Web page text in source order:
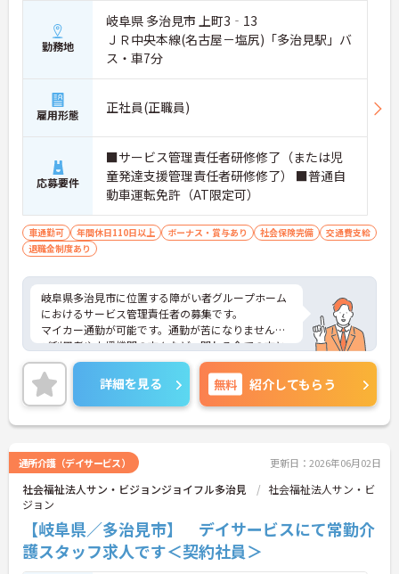
勤務地
岐阜県 多治見市 上町3‐13
ＪＲ中央本線(名古屋－塩尻)「多治見駅」バ
ス・車7分
雇用形態 正社員(正職員)
応募要件
■サービス管理責任者研修修了（または児
童発達支援管理責任者研修修了） ■普通自
動車運転免許（AT限定可）
車通勤可 年間休日110日以上 ボーナス・賞与あり 社会保険完備
交通費支給
退職金制度あり
岐阜県多治見市に位置する障がい者グループホーム
におけるサービス管理責任者の募集です。
マイカー通勤が可能です。通勤が苦になりません。
ご利用者や支援機関の方々など、関わる全ての方と
円滑にコミュニケーションを取れる方を募集してい
ます。
ご興味のある方には、面接対策ポイントなど、さら
に詳細をご案内しますのでお気軽にご相談くださ
い！
詳細を見る 無料 紹介してもらう
通所介護（デイサービス） 更新日：2026年06月02日
社会福祉法人サン・ビジョンジョイフル多治見
社会福祉法人サン・ビ
ジョン
【岐阜県／多治見市】 デイサービスにて常勤介
護スタッフ求人です＜契約社員＞